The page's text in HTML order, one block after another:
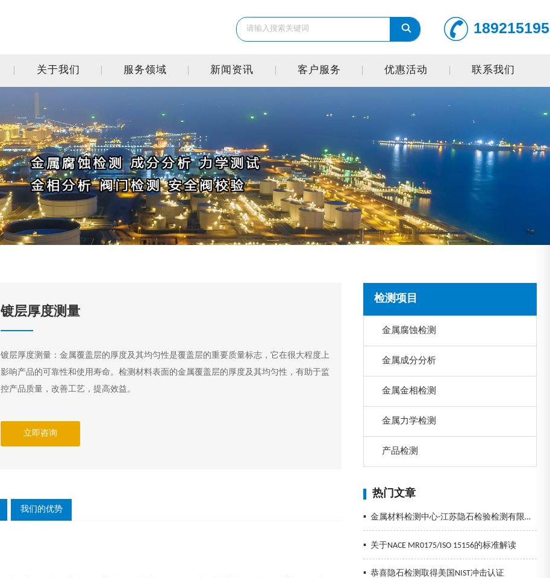
关于我们 服务领域 新闻资讯 客户服务 优惠活动 联系我们
检测项目
金属腐蚀检测
金属成分分析
金属金相检测
金属力学检测
产品检测
热门文章
▪ 金属材料检测中心-江苏隐石检验检测有限公司
▪ 关于NACE MR0175/ISO 15156的标准解读
▪ 恭喜隐石检测取得美国NIST冲击认证
镀层厚度测量
镀层厚度测量：金属覆盖层的厚度及其均匀性是覆盖层的重要质量标志，它在很大程度上
影响产品的可靠性和使用寿命。检测材料表面的金属覆盖层的厚度及其均匀性，有助于监
控产品质量，改善工艺，提高效益。
立即咨询
我们的优势